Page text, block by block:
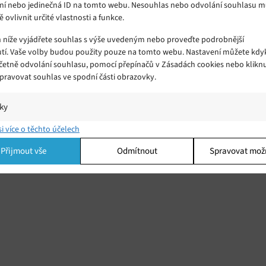
nebo jedinečná ID na tomto webu. Nesouhlas nebo odvolání souhlasu
ovlivnit určité vlastnosti a funkce.
vyjádřete souhlas s výše uvedeným nebo proveďte podrobnější
Vaše volby budou použity pouze na tomto webu. Nastavení můžete
odvolání souhlasu, pomocí přepínačů v Zásadách cookies nebo
souhlas ve spodní části obrazovky.
a/nebo přístup k informacím v zařízení, Porozumění publiku
kombinací údajů z různých zdrojů.
více o těchto účelech
Přijmout vše Odmítnout Spravovat